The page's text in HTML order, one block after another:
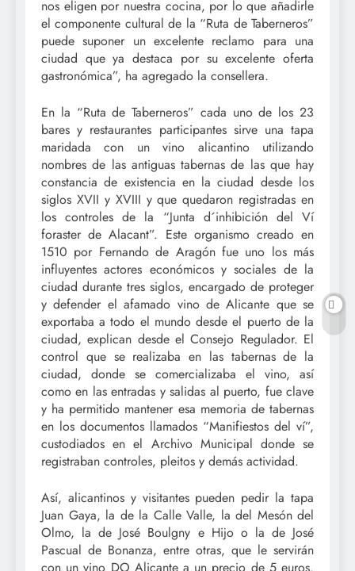
nos eligen por nuestra cocina, por lo que añadirle
el componente cultural de la “Ruta de Taberneros”
puede suponer un excelente reclamo para una
ciudad que ya destaca por su excelente oferta
gastronómica”, ha agregado la consellera.
En la “Ruta de Taberneros” cada uno de los 23
bares y restaurantes participantes sirve una tapa
maridada con un vino alicantino utilizando
nombres de las antiguas tabernas de las que hay
constancia de existencia en la ciudad desde los
siglos XVII y XVIII y que quedaron registradas en
los controles de la “Junta d´inhibición del Ví
foraster de Alacant”. Este organismo creado en
1510 por Fernando de Aragón fue uno los más
influyentes actores económicos y sociales de la
ciudad durante tres siglos, encargado de proteger
y defender el afamado vino de Alicante que se
exportaba a todo el mundo desde el puerto de la
ciudad, explican desde el Consejo Regulador. El
control que se realizaba en las tabernas de la
ciudad, donde se comercializaba el vino, así
como en las entradas y salidas al puerto, fue clave
y ha permitido mantener esa memoria de tabernas
en los documentos llamados “Manifiestos del ví”,
custodiados en el Archivo Municipal donde se
registraban controles, pleitos y demás actividad.
Así, alicantinos y visitantes pueden pedir la tapa
Juan Gaya, la de la Calle Valle, la del Mesón del
Olmo, la de José Boulgny e Hijo o la de José
Pascual de Bonanza, entre otras, que le servirán
con un vino DO Alicante a un precio de 5 euros.